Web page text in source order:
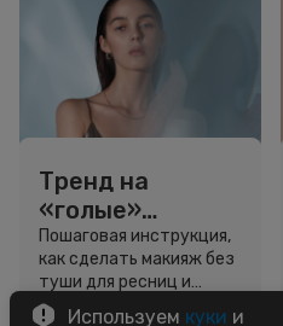
Тренд на
«голые»
ресницы: как
выглядеть
свежо, не
Пошаговая инструкция,
как сделать макияж без
туши для ресниц и
звёздный образ для
Используем куки и